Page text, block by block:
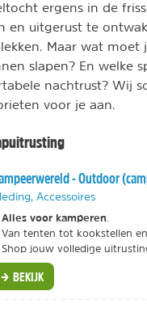
ergens in de
en uitgerust te
Maar wat moet
slapen? En welke
nachtrust? Wij
voor je aan.
- Outdoor
Accessoires
Alles voor kamperen
Van tenten tot kookstellen en
Shop jouw volledige
BEKIJK